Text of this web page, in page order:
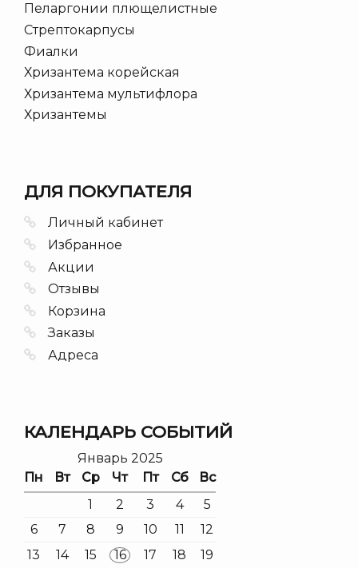
Пеларгонии плющелистные
Стрептокарпусы
Фиалки
Хризантема корейская
Хризантема мультифлора
Хризантемы
ДЛЯ ПОКУПАТЕЛЯ
Личный кабинет
Избранное
Акции
Отзывы
Корзина
Заказы
Адреса
КАЛЕНДАРЬ СОБЫТИЙ
Январь 2025
Пн
Вт Ср Чт Пт Сб
Вс
1
2 3 4
5
6
7 8 9 10 11
12
13
14 15 16 17 18 19